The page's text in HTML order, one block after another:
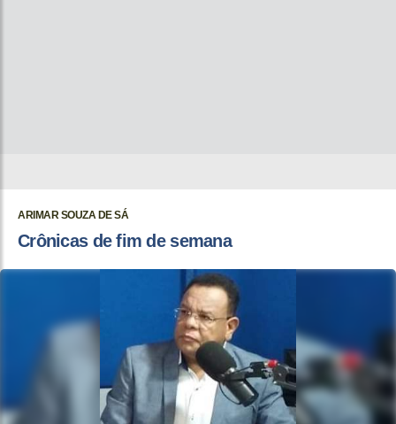
ARIMAR SOUZA DE SÁ
Crônicas de fim de semana